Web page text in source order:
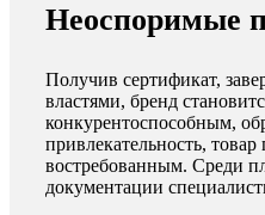
Неоспоримые
Получив сертификат,
властями, бренд
конкурентоспособным,
привлекательность,
востребованным. Среди
документации